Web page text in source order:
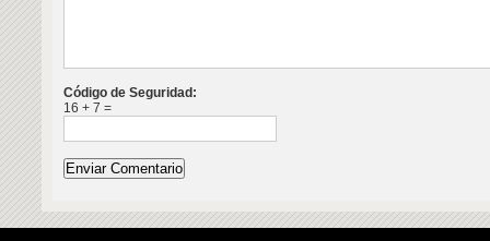
Código de Seguridad:
16 + 7 =